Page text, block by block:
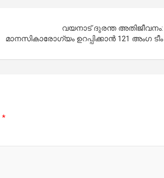
വയനാട് ദുരന്ത അതിജീവനം:
മാനസികാരോഗ്യം ഉറപ്പിക്കാന്‍ 121 അംഗ ടീം
*